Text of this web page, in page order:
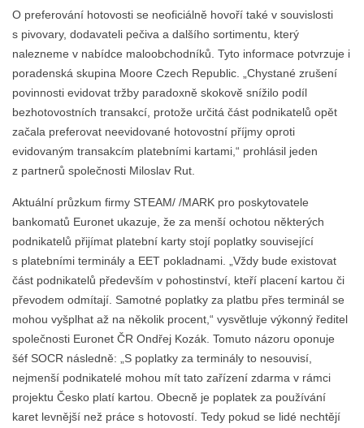
O preferování hotovosti se neoficiálně hovoří také v souvislosti
s pivovary, dodavateli pečiva a dalšího sortimentu, který
nalezneme v nabídce maloobchodníků. Tyto informace potvrzuje i
poradenská skupina Moore Czech Republic. „Chystané zrušení
povinnosti evidovat tržby paradoxně skokově snížilo podíl
bezhotovostních transakcí, protože určitá část podnikatelů opět
začala preferovat neevidované hotovostní příjmy oproti
evidovaným transakcím platebními kartami,“ prohlásil jeden
z partnerů společnosti Miloslav Rut.
Aktuální průzkum firmy STEAM/ /MARK pro poskytovatele
bankomatů Euronet ukazuje, že za menší ochotou některých
podnikatelů přijímat platební karty stojí poplatky související
s platebními terminály a EET pokladnami. „Vždy bude existovat
část podnikatelů především v pohostinství, kteří placení kartou či
převodem odmítají. Samotné poplatky za platbu přes terminál se
mohou vyšplhat až na několik procent,“ vysvětluje výkonný ředitel
společnosti Euronet ČR Ondřej Kozák. Tomuto názoru oponuje
šéf SOCR následně: „S poplatky za terminály to nesouvisí,
nejmenší podnikatelé mohou mít tato zařízení zdarma v rámci
projektu Česko platí kartou. Obecně je poplatek za používání
karet levnější než práce s hotovostí. Tedy pokud se lidé nechtějí